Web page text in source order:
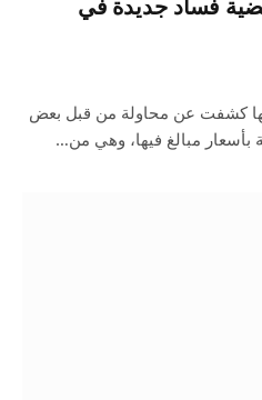
أنها كشفت عن محاولة من قبل بعض
بأسعار مبالغ فيها، وهي من…